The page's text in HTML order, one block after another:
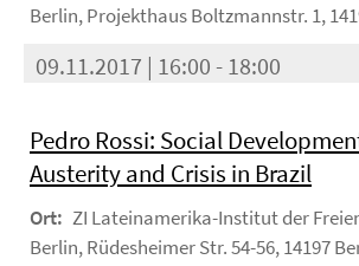
Berlin, Projekthaus Boltzmannstr. 1,
09.11.2017 | 16:00 - 18:00
Pedro Rossi: Social
Austerity and Crisis in Brazil
Ort: ZI Lateinamerika-Institut der
Berlin, Rüdesheimer Str. 54-56, 14197